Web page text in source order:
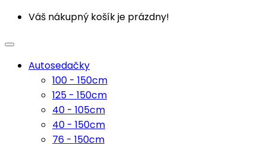
Váš nákupný košík je prázdny!
Autosedačky
100 - 150cm
125 - 150cm
40 - 105cm
40 - 150cm
76 - 150cm